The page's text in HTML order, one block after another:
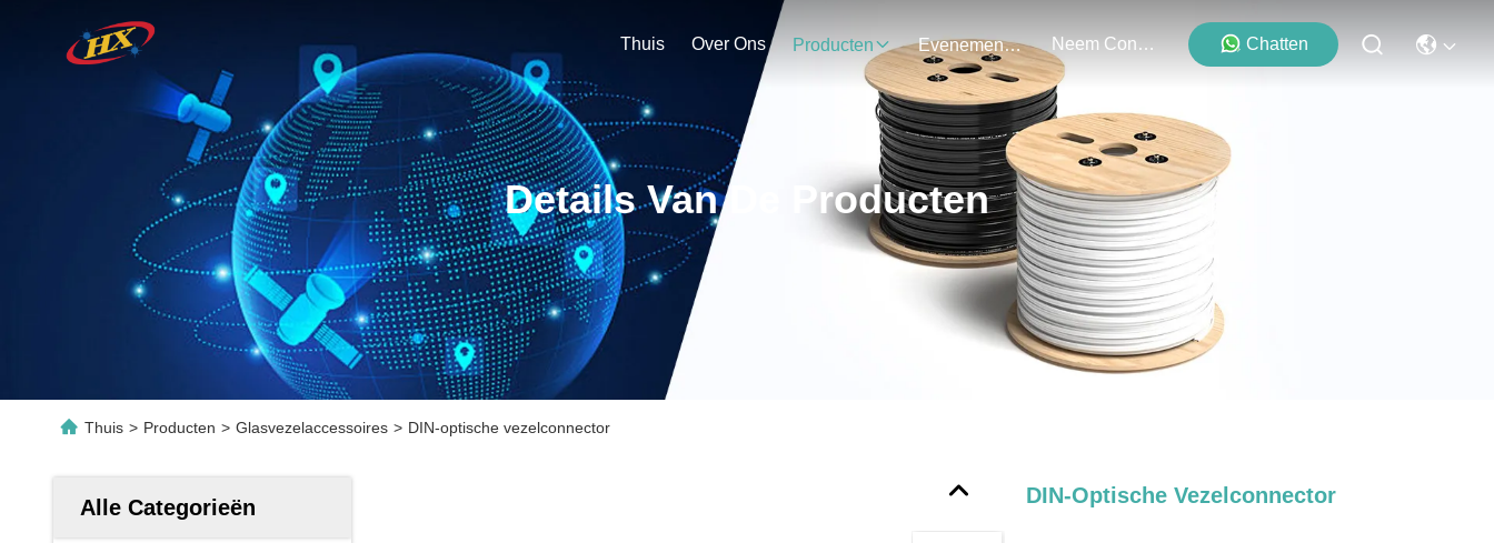
Thuis Over Ons Producten Evenementen Neem Contact Met Ons Op Chatten
Details Van De Producten
Thuis > Producten > Glasvezelaccessoires > DIN-optische vezelconnector
Alle Categorieën DIN-Optische Vezelconnector